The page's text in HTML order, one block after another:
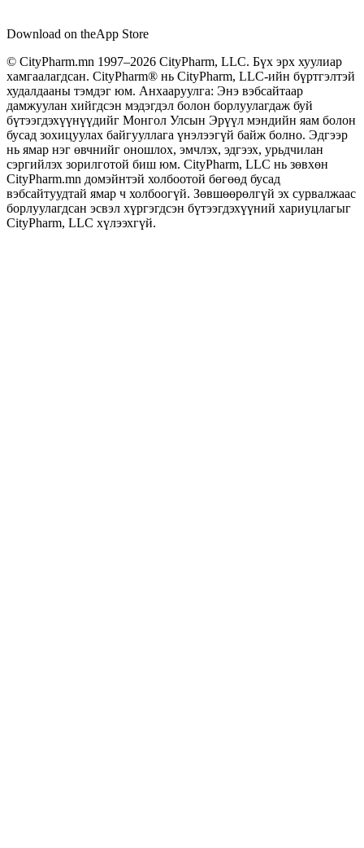
Download on theApp Store
© CityPharm.mn 1997–2026 CityPharm, LLC. Бүх эрх хуулиар
хамгаалагдсан. CityPharm® нь CityPharm, LLC-ийн бүртгэлтэй
худалдааны тэмдэг юм. Анхааруулга: Энэ вэбсайтаар
дамжуулан хийгдсэн мэдэгдэл болон борлуулагдаж буй
бүтээгдэхүүнүүдийг Монгол Улсын Эрүүл мэндийн яам болон
бусад зохицуулах байгууллага үнэлээгүй байж болно. Эдгээр
нь ямар нэг өвчнийг оношлох, эмчлэх, эдгээх, урьдчилан
сэргийлэх зорилготой биш юм. CityPharm, LLC нь зөвхөн
CityPharm.mn домэйнтэй холбоотой бөгөөд бусад
вэбсайтуудтай ямар ч холбоогүй. Зөвшөөрөлгүй эх сурвалжаас
борлуулагдсан эсвэл хүргэгдсэн бүтээгдэхүүний хариуцлагыг
CityPharm, LLC хүлээхгүй.